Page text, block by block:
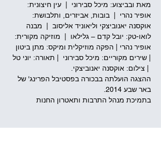
מאת ובביצוע: מיכל סבירוני  |  עין חיצונית:
אופיר נהרי  |  בובות, אביזרים, ותלבושת:
אוקסנה יאנוביצקי וליאוניד אליסוב  |  מבנה
לואו-טק: יובל קדם – גלילאו  |  מוזיקה מקורית:
אופיר נהרי | הפקה מוזיקלית ומיקס: מתן ביטון
| שירים מקוריים: מיכל סבירוני  | תאורה: יוני טל
| צילום: אוקסנה יאנוביצקי.
ההצגה הועלתה בבכורה בפסטיבל הפרינג' של
באר שבע 2014.
בתמיכת מנהל התרבות ותאטרון החנות
שיתוף